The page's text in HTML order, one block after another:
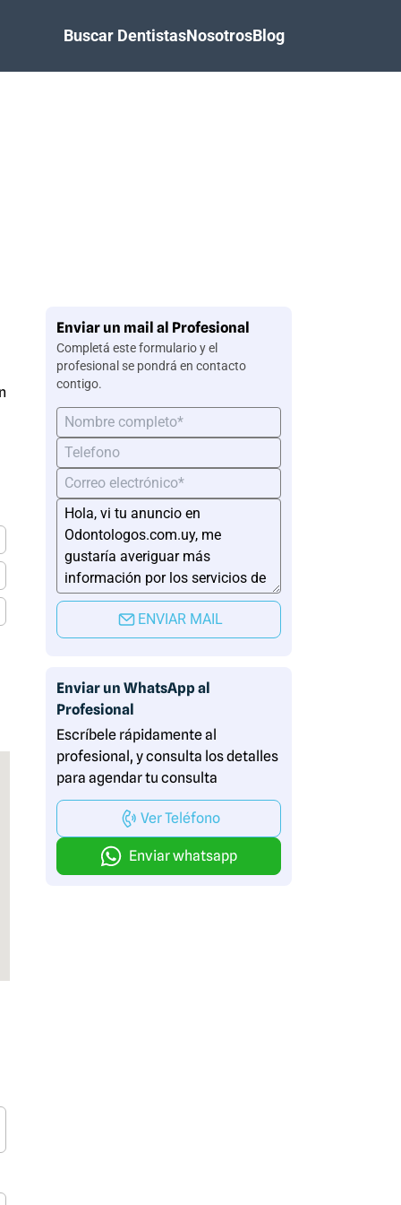
Buscar DentistasNosotrosBlog
Enviar un mail al Profesional
Completá este formulario y el
profesional se pondrá en contacto
contigo.
ENVIAR MAIL
Enviar un WhatsApp al
Profesional
Escríbele rápidamente al
profesional, y consulta los detalles
para agendar tu consulta
Ver Teléfono
Enviar whatsapp